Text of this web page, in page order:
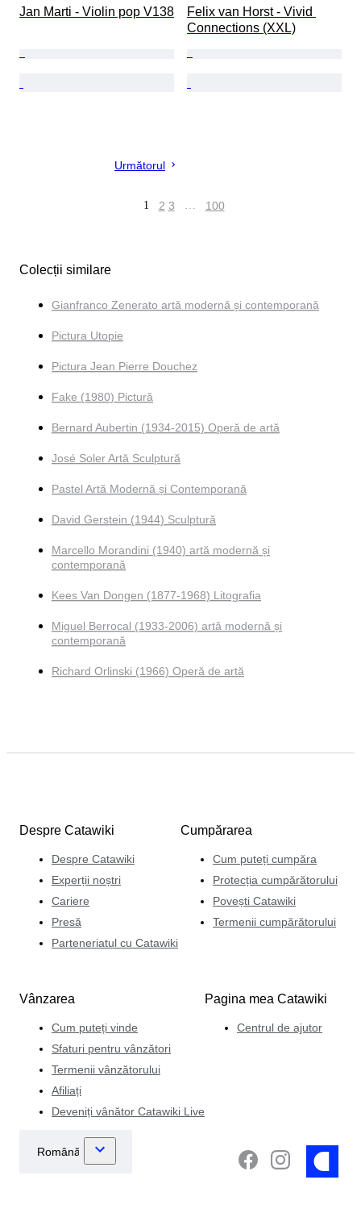
Jan Marti - Violin pop V138
Felix van Horst - Vivid
Connections (XXL)
Următorul
1 2 3 … 100
Colecții similare
Gianfranco Zenerato artă modernă și contemporană
Pictura Utopie
Pictura Jean Pierre Douchez
Fake (1980) Pictură
Bernard Aubertin (1934-2015) Operă de artă
José Soler Artă Sculptură
Pastel Artă Modernă și Contemporană
David Gerstein (1944) Sculptură
Marcello Morandini (1940) artă modernă și
contemporană
Kees Van Dongen (1877-1968) Litografia
Miguel Berrocal (1933-2006) artă modernă și
contemporană
Richard Orlinski (1966) Operă de artă
Despre Catawiki
Despre Catawiki
Experții noștri
Cariere
Presă
Parteneriatul cu Catawiki
Cumpărarea
Cum puteți cumpăra
Protecția cumpărătorului
Povești Catawiki
Termenii cumpărătorului
Vânzarea
Cum puteți vinde
Sfaturi pentru vânzători
Termenii vânzătorului
Afiliați
Deveniți vânător Catawiki Live
Pagina mea Catawiki
Centrul de ajutor